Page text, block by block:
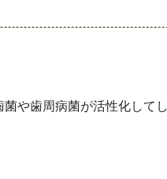
菌や歯周病菌が活性化して